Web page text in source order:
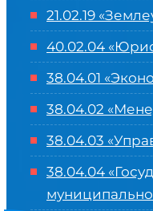
21.02.19
40.02.04
38.04.01
38.04.02
38.04.03
38.04.04